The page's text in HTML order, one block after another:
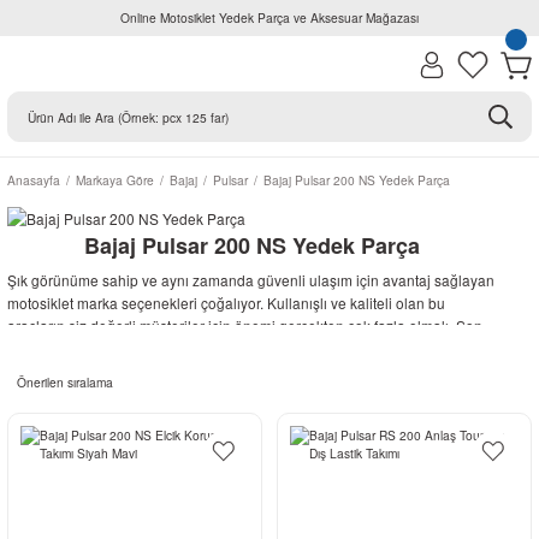
Online Motosiklet Yedek Parça ve Aksesuar Mağazası
Anasayfa Markaya Göre Bajaj Pulsar Bajaj Pulsar 200 NS Yedek Parça
Bajaj Pulsar 200 NS Yedek Parça
Şık görünüme sahip ve aynı zamanda güvenli ulaşım için avantaj sağlayan
motosiklet marka seçenekleri çoğalıyor. Kullanışlı ve kaliteli olan bu
araçların siz değerli müşteriler için önemi gerçekten çok fazla olmalı. Son
olarak kullanılan motosiklet çeşitliliği kaliteli yedek parçalarla birlikte daha
güvenli hale geliyor. Bu sektörü destekleyen yedek parça üretim sektörü
oluşturmuş durumda.